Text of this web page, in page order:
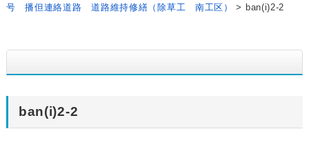
号 播但連絡道路 道路維持修繕（除草工 南工区）
> ban(i)2-2
ban(i)2-2